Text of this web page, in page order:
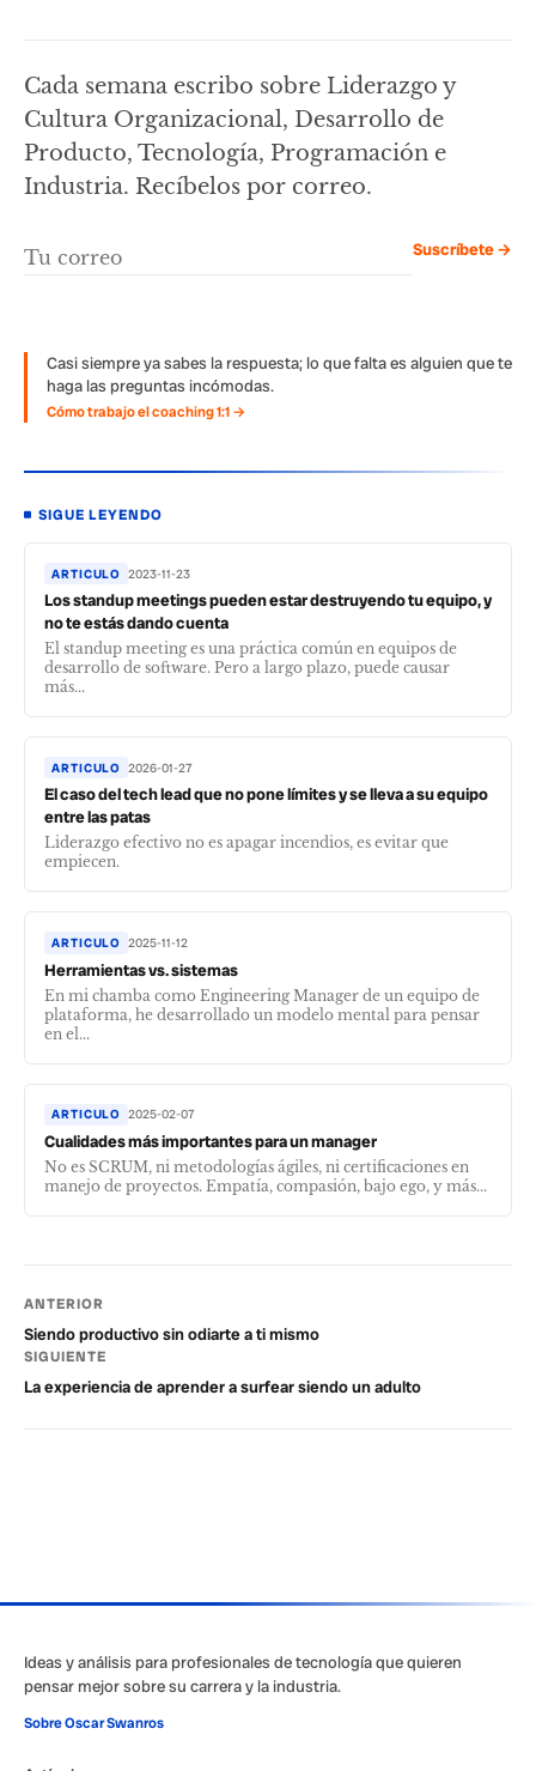
Cada semana escribo sobre Liderazgo y
Cultura Organizacional, Desarrollo de
Producto, Tecnología, Programación e
Industria. Recíbelos por correo.
Suscríbete →
Casi siempre ya sabes la respuesta; lo que falta es alguien que te
haga las preguntas incómodas.
Cómo trabajo el coaching 1:1 →
SIGUE LEYENDO
ARTICULO 2023-11-23
Los standup meetings pueden estar destruyendo tu equipo, y
no te estás dando cuenta
El standup meeting es una práctica común en equipos de
desarrollo de software. Pero a largo plazo, puede causar
más...
ARTICULO 2026-01-27
El caso del tech lead que no pone límites y se lleva a su equipo
entre las patas
Liderazgo efectivo no es apagar incendios, es evitar que
empiecen.
ARTICULO 2025-11-12
Herramientas vs. sistemas
En mi chamba como Engineering Manager de un equipo de
plataforma, he desarrollado un modelo mental para pensar
en el...
ARTICULO 2025-02-07
Cualidades más importantes para un manager
No es SCRUM, ni metodologías ágiles, ni certificaciones en
manejo de proyectos. Empatía, compasión, bajo ego, y más...
ANTERIOR
Siendo productivo sin odiarte a ti mismo
SIGUIENTE
La experiencia de aprender a surfear siendo un adulto
Ideas y análisis para profesionales de tecnología que quieren
pensar mejor sobre su carrera y la industria.
Sobre Oscar Swanros